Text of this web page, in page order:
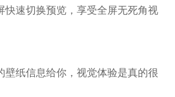
快速切换预览，享受全屏无死角视
壁纸信息给你，视觉体验是真的很